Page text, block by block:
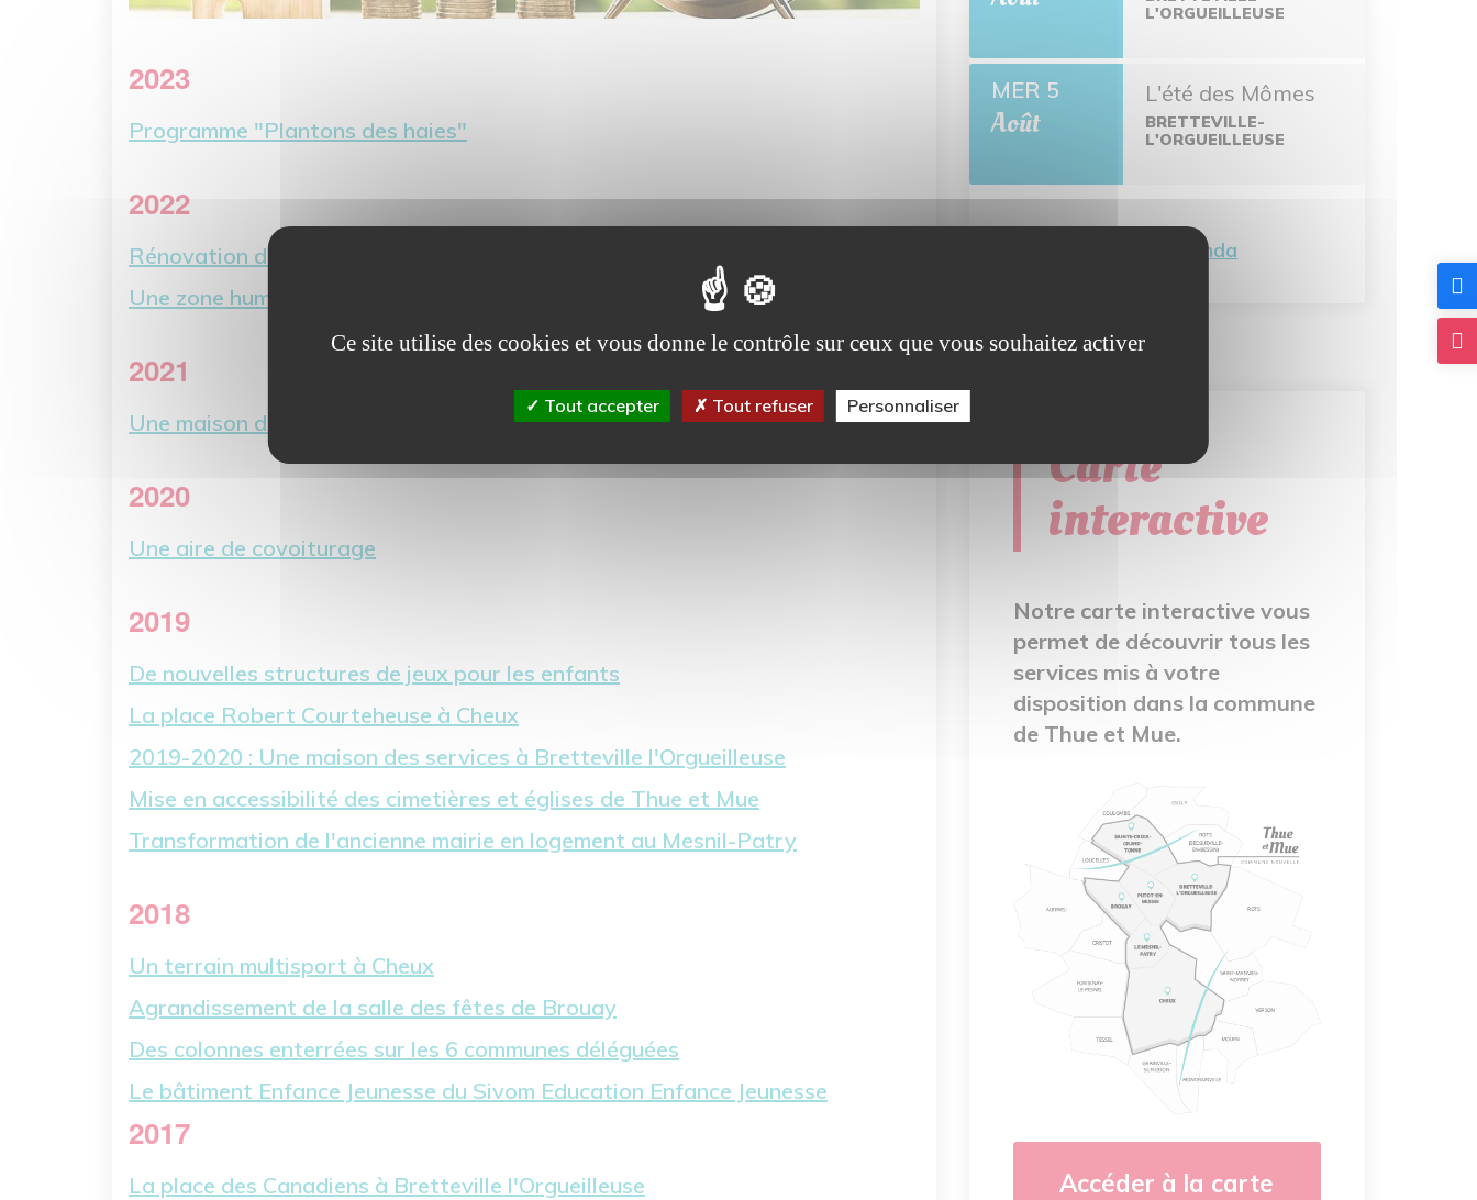
2023
Programme "Plantons des haies"
2022
Rénovation du gymnase Victor Lorier
Une zone humide
2021
Une maison de services publics
2020
Une aire de covoiturage
2019
De nouvelles structures de jeux pour les enfants
La place Robert Courteheuse à Cheux
2019-2020 : Une maison des services à Bretteville l'Orgueilleuse
Mise en accessibilité des cimetières et églises de Thue et Mue
Transformation de l'ancienne mairie en logement au Mesnil-Patry
2018
Un terrain multisport à Cheux
Agrandissement de la salle des fêtes de Brouay
Des colonnes enterrées sur les 6 communes déléguées
Le bâtiment Enfance Jeunesse du Sivom Education Enfance Jeunesse
2017
La place des Canadiens à Bretteville l'Orgueilleuse
L'ORGUEILLEUSE
MER 5
Août
L'été des Mômes
BRETTEVILLE-
L'ORGUEILLEUSE
Tout l'agenda
Carte
interactive
Notre carte interactive vous
permet de découvrir tous les
services mis à votre
disposition dans la commune
de Thue et Mue.
Accéder à la carte
Ce site utilise des cookies et vous donne le contrôle sur ceux que vous souhaitez activer
Tout accepter Tout refuser Personnaliser